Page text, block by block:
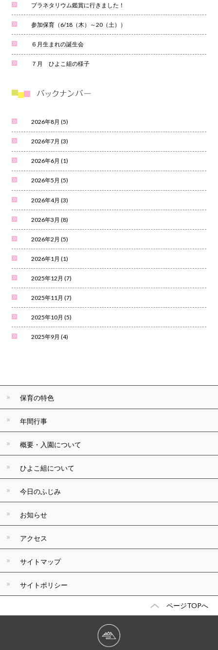
プラネタリウム鑑賞に行きました！
参加保育（6/18（木）～20（土））
６月生まれの誕生会
７月 ひよこ組の様子
2026年8月 (5)
2026年7月 (3)
2026年6月 (1)
2026年5月 (5)
2026年4月 (3)
2026年3月 (8)
2026年2月 (5)
2026年1月 (1)
2025年12月 (7)
2025年11月 (7)
2025年10月 (5)
2025年9月 (4)
保育の特色
年間行事
概要・入園について
ひよこ組について
今日のふじみ
お知らせ
アクセス
サイトマップ
サイトポリシー
ページTOPへ